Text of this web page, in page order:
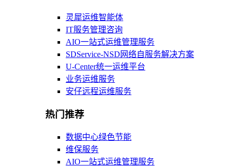
灵犀运维智能体
IT服务管理咨询
AIO一站式运维管理服务
SDService-NSD网络自服务解决方案
U-Center统一运维平台
业务运维服务
安仔远程运维服务
热门推荐
数据中心绿色节能
维保服务
AIO一站式运维管理服务